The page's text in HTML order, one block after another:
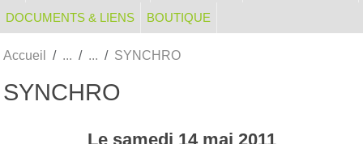
DOCUMENTS & LIENS BOUTIQUE
Accueil SYNCHRO
SYNCHRO
Le samedi 14 mai 2011